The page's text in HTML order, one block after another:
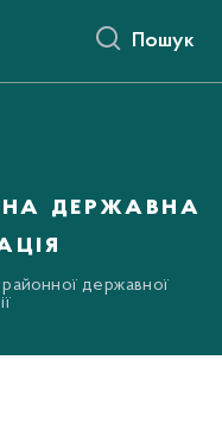
Пошук
державна
державної